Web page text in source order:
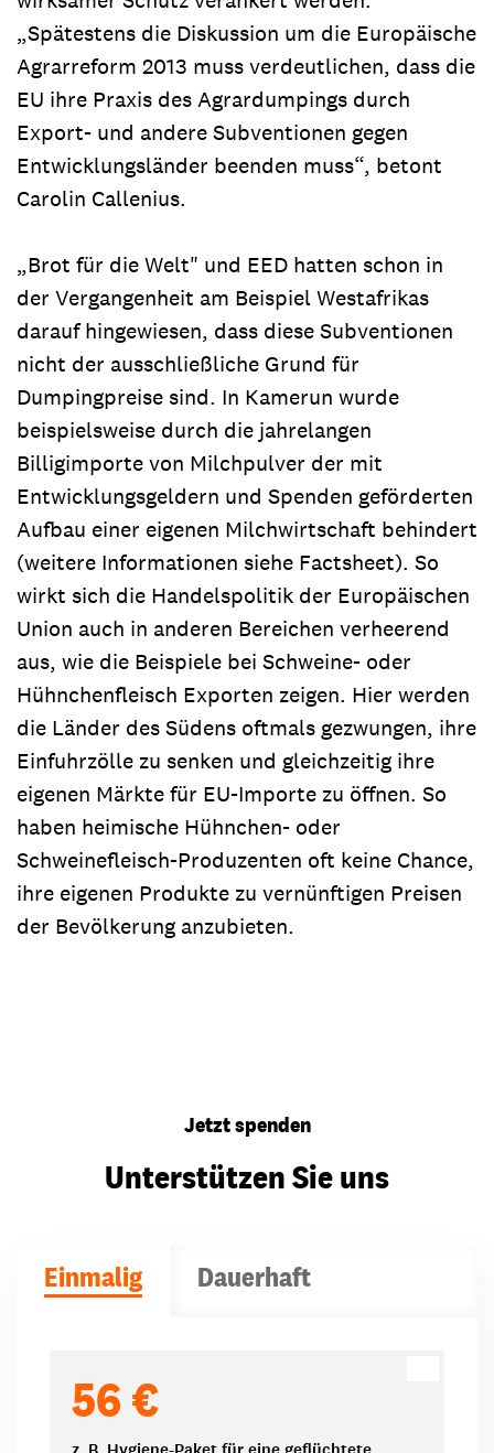
„Spätestens die Diskussion um die Europäische
Agrarreform 2013 muss verdeutlichen, dass die
EU ihre Praxis des Agrardumpings durch
Export- und andere Subventionen gegen
Entwicklungsländer beenden muss“, betont
Carolin Callenius.
„Brot für die Welt" und EED hatten schon in
der Vergangenheit am Beispiel Westafrikas
darauf hingewiesen, dass diese Subventionen
nicht der ausschließliche Grund für
Dumpingpreise sind. In Kamerun wurde
beispielsweise durch die jahrelangen
Billigimporte von Milchpulver der mit
Entwicklungsgeldern und Spenden geförderten
Aufbau einer eigenen Milchwirtschaft behindert
(weitere Informationen siehe Factsheet). So
wirkt sich die Handelspolitik der Europäischen
Union auch in anderen Bereichen verheerend
aus, wie die Beispiele bei Schweine- oder
Hühnchenfleisch Exporten zeigen. Hier werden
die Länder des Südens oftmals gezwungen, ihre
Einfuhrzölle zu senken und gleichzeitig ihre
eigenen Märkte für EU-Importe zu öffnen. So
haben heimische Hühnchen- oder
Schweinefleisch-Produzenten oft keine Chance,
ihre eigenen Produkte zu vernünftigen Preisen
der Bevölkerung anzubieten.
Jetzt spenden
Unterstützen Sie uns
Einmalig Dauerhaft
56 €